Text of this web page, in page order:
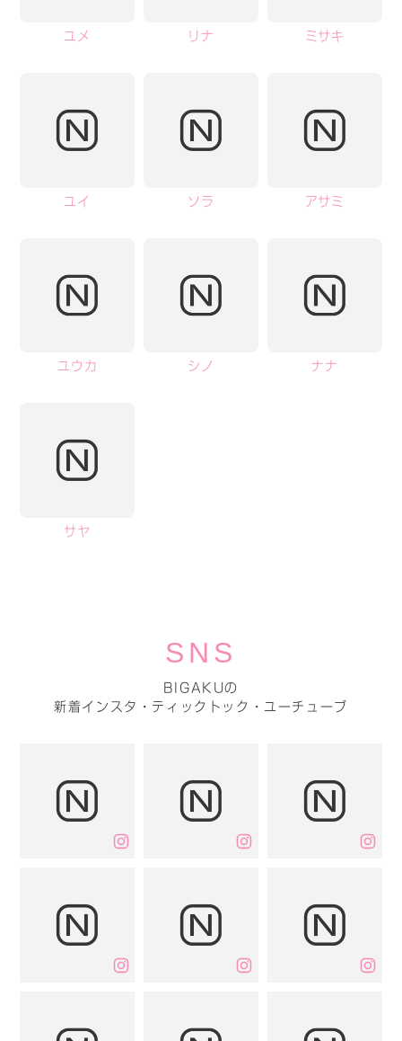
ユメ リナ ミサキ
ユイ ソラ アサミ
ユウカ シノ ナナ
サヤ
SNS
BIGAKUの
新着インスタ・ティックトック・ユーチューブ